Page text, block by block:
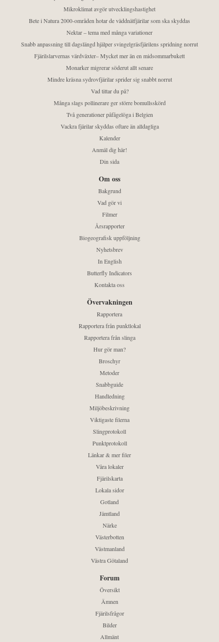
Mikroklimat avgör utvecklingshastighet
Bete i Natura 2000-områden hotar de väddnätfjärilar som ska skyddas
Nektar – tema med många variationer
Snabb anpassning till dagslängd hjälper svingelgräsfjärilens spridning norrut
Fjärilslarvernas värdväxter– Mycket mer än en midsommarbukett
Monarker migrerar söderut allt senare
Mindre kräsna sydrovfjärilar sprider sig snabbt norrut
Vad tittar du på?
Många slags pollinerare ger större bomullsskörd
Två generationer påfågelöga i Belgien
Vackra fjärilar skyddas oftare än alldagliga
Kalender
Anmäl dig här!
Din sida
Om oss
Bakgrund
Vad gör vi
Filmer
Årsrapporter
Biogeografisk uppföljning
Nyhetsbrev
In English
Butterfly Indicators
Kontakta oss
Övervakningen
Rapportera
Rapportera från punktlokal
Rapportera från slinga
Hur gör man?
Broschyr
Metoder
Snabbguide
Handledning
Miljöbeskrivning
Viktigaste filerna
Slingprotokoll
Punktprotokoll
Länkar & mer filer
Våra lokaler
Fjärilskarta
Lokala sidor
Gotland
Jämtland
Närke
Västerbotten
Västmanland
Västra Götaland
Forum
Översikt
Ämnen
Fjärilsfrågor
Bilder
Allmänt